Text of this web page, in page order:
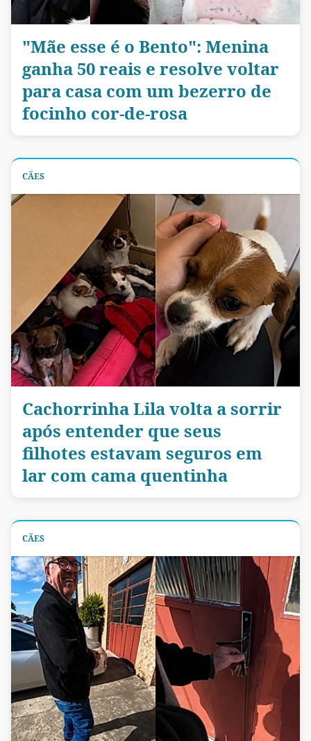
"Mãe esse é o Bento": Menina
ganha 50 reais e resolve voltar
para casa com um bezerro de
focinho cor-de-rosa
CÃES
Cachorrinha Lila volta a sorrir
após entender que seus
filhotes estavam seguros em
lar com cama quentinha
CÃES